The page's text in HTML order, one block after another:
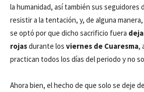
la humanidad, así también sus seguidores
resistir a la tentación, y, de alguna
se optó por que dicho sacrificio fuera
rojasdurante los viernes de Cuaresma,
practican todos los días del periodo y no
Ahora bien, el hecho de que solo se deje